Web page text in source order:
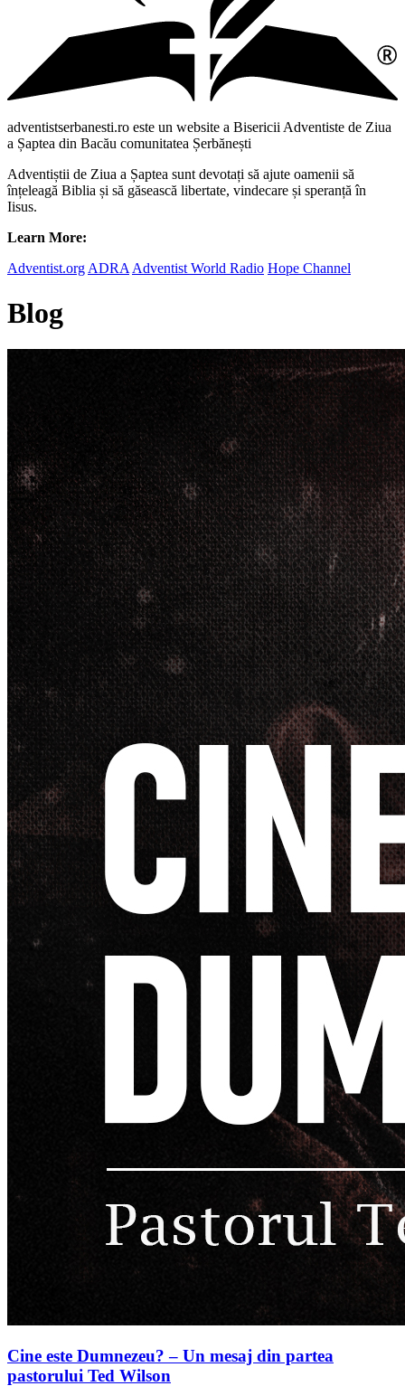
adventistserbanesti.ro este un website a Bisericii Adventiste de Ziua
a Șaptea din Bacău comunitatea Șerbănești
Adventiștii de Ziua a Șaptea sunt devotați să ajute oamenii să
înțeleagă Biblia și să găsească libertate, vindecare și speranță în
Iisus.
Learn More:
Adventist.org ADRA Adventist World Radio Hope Channel
Blog
Cine este Dumnezeu? – Un mesaj din partea
pastorului Ted Wilson